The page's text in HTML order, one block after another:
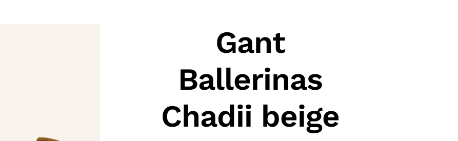
Gant
Ballerinas
Chadii beige